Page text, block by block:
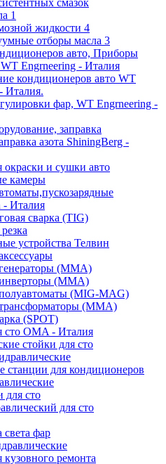
смазок
1
жидкости 4
отборы масла 3
авто, Приборы
Engrneering - Италия
кондиционеров авто WT
Италия.
фар, WT Engrneering -
заправка
азота ShiningBerg -
окраски и сушки авто
камеры
- Италия
сварка (TIG)
устройства Телвин
(MMA)
(MMA)
(MIG-MAG)
(MMA)
(SPOT)
сто OMA - Италия
стойки для сто
станции для кондиционеров
для сто
для сто
света фар
ремонта